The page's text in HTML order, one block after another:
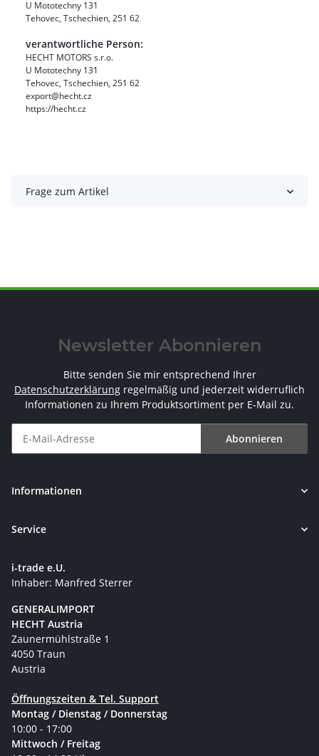
U Mototechny 131
Tehovec, Tschechien, 251 62
verantwortliche Person:
HECHT MOTORS s.r.o.
U Mototechny 131
Tehovec, Tschechien, 251 62
export@hecht.cz
https://hecht.cz
Frage zum Artikel
Newsletter Abonnieren
Bitte senden Sie mir entsprechend Ihrer
Datenschutzerklärung regelmäßig und jederzeit widerruflich
Informationen zu Ihrem Produktsortiment per E-Mail zu.
Abonnieren
Informationen
Service
i-trade e.U.
Inhaber: Manfred Sterrer
GENERALIMPORT
HECHT Austria
Zaunermühlstraße 1
4050 Traun
Austria
Öffnungszeiten & Tel. Support
Montag / Dienstag / Donnerstag
10:00 - 17:00
Mittwoch / Freitag